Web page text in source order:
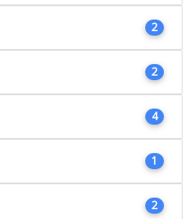
2
2
4
1
2